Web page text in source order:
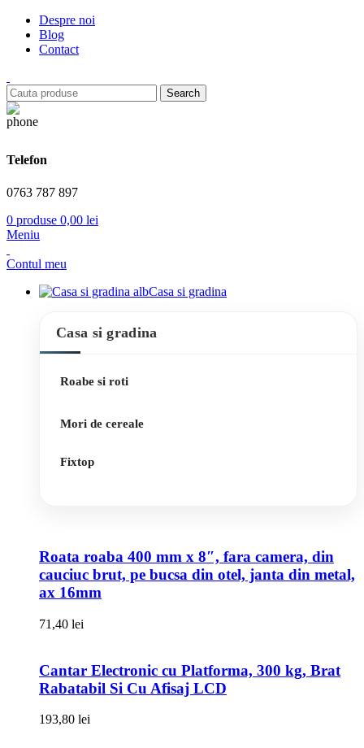
Despre noi
Blog
Contact
Search
Telefon
0763 787 897
0 produse 0,00 lei
Meniu
Contul meu
Casa si gradina
Casa si gradina
Roabe si roti
Mori de cereale
Fixtop
Roata roaba 400 mm x 8″, fara camera, din
cauciuc brut, pe bucsa din otel, janta din metal,
ax 16mm
71,40 lei
Cantar Electronic cu Platforma, 300 kg, Brat
Rabatabil Si Cu Afisaj LCD
193,80 lei